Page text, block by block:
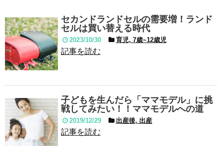
セカンドランドセルの需要増！ランド
セルは買い替える時代
2023/10/30 育児, 7歳~12歳児
記事を読む
子どもを生んだら「ママモデル」に挑
戦してみたい！！ママモデルへの道
2019/12/29 出産後, 出産
記事を読む